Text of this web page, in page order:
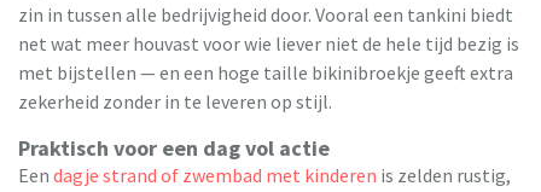
zin in tussen alle bedrijvigheid door. Vooral een tankini biedt
net wat meer houvast voor wie liever niet de hele tijd bezig is
met bijstellen — en een hoge taille bikinibroekje geeft extra
zekerheid zonder in te leveren op stijl.
Praktisch voor een dag vol actie
Een dagje strand of zwembad met kinderen is zelden rustig,